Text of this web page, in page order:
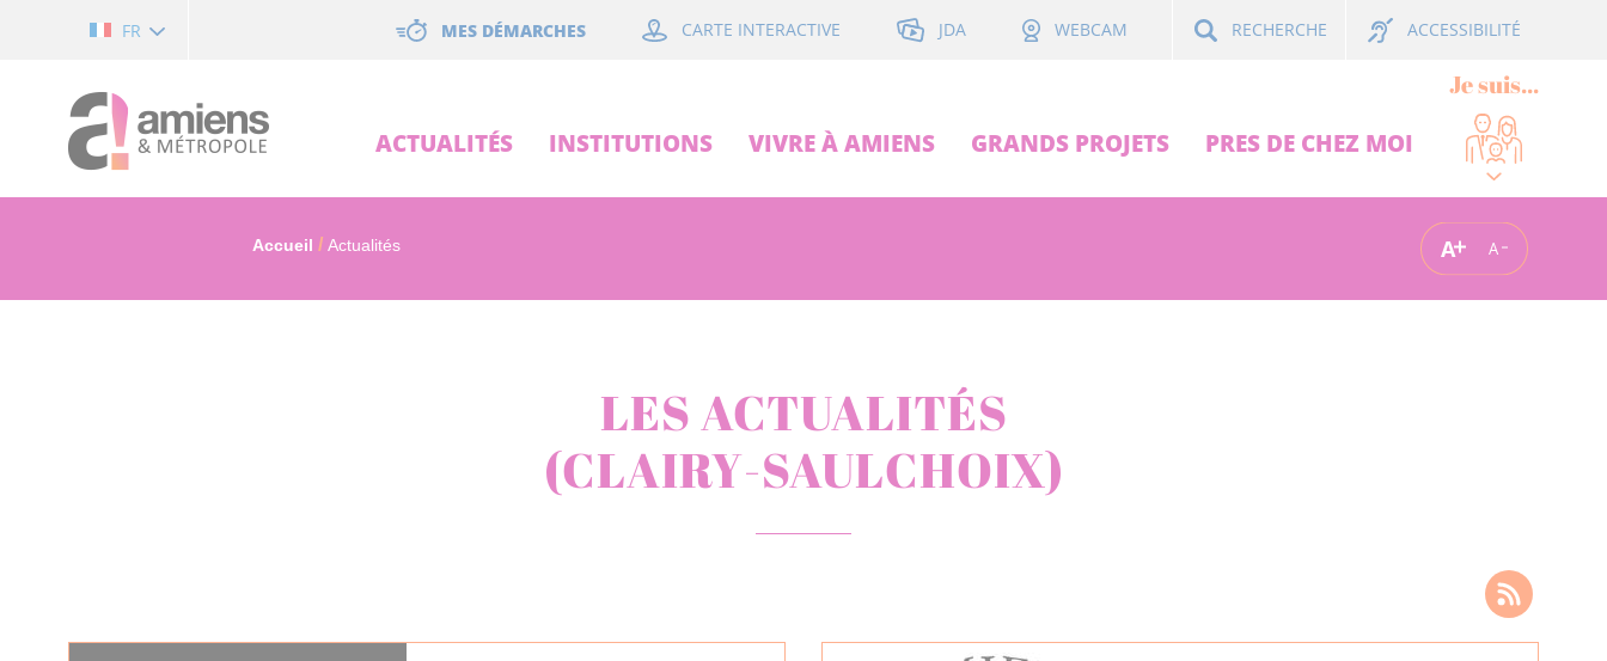
FR MES DÉMARCHES CARTE INTERACTIVE JDA WEBCAM RECHERCHE ACCESSIBILITÉ
ACTUALITÉS INSTITUTIONS VIVRE À AMIENS GRANDS PROJETS PRES DE CHEZ MOI
Je suis...
Accueil Actualités A A
LES ACTUALITÉS
(CLAIRY-SAULCHOIX)